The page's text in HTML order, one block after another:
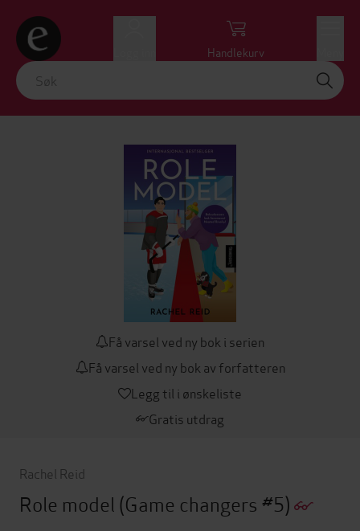
Handlekurv
Få varsel ved ny bok i serien
Få varsel ved ny bok av forfatteren
Legg til i ønskeliste
Gratis utdrag
Rachel Reid
Role model (Game changers #5)